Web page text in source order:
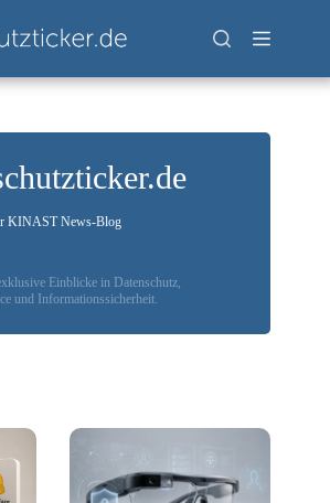
KINAST News-Blog
Einblicke in Datenschutz,
und Informationssicherheit.